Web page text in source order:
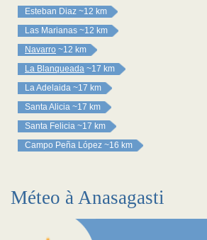
Esteban Diaz ~12 km
Las Marianas ~12 km
Navarro ~12 km
La Blanqueada ~17 km
La Adelaida ~17 km
Santa Alicia ~17 km
Santa Felicia ~17 km
Campo Peña López ~16 km
Méteo à Anasagasti